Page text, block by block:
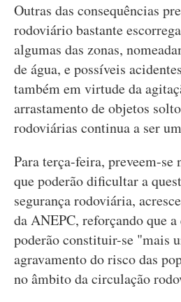
Outras das consequências
rodoviário bastante
algumas das zonas,
de água, e possíveis
também em virtude da
arrastamento de objetos
rodoviárias continua a ser
Para terça-feira, preveem-se
que poderão dificultar a
segurança rodoviária,
da ANEPC, reforçando que
poderão constituir-se "mais
agravamento do risco das
no âmbito da circulação